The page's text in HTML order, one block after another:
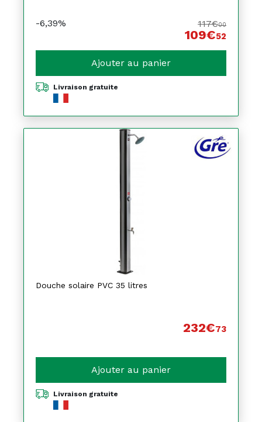
-6,39% 117€00
109€52
Ajouter au panier
Livraison gratuite
Douche solaire PVC 35 litres
232€73
Ajouter au panier
Livraison gratuite